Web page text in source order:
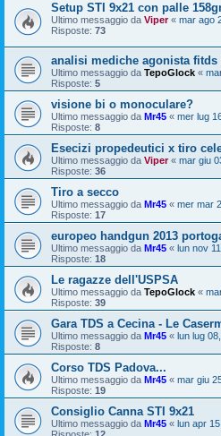
Setup STI 9x21 con palle
Ultimo messaggio da Viper« mar ago
Risposte: 73
analisi mediche agonista fitds
Ultimo messaggio da TepoGlock «
Risposte: 5
visione bi o monoculare?
Ultimo messaggio da Mr45 « mer lug
Risposte: 8
Esecizi propedeutici x tiro
Ultimo messaggio da Viper« mar giu
Risposte: 36
Tiro a secco
Ultimo messaggio da Mr45 « mer mar
Risposte: 17
europeo handgun 2013
Ultimo messaggio da Mr45 « lun nov
Risposte: 18
Le ragazze dell'USPSA
Ultimo messaggio da TepoGlock «
Risposte: 39
Gara TDS a Cecina - Le
Ultimo messaggio da Mr45 « lun lug
Risposte: 8
Corso TDS Padova...
Ultimo messaggio da Mr45 « mar giu
Risposte: 19
Consiglio Canna STI 9x21
Ultimo messaggio da Mr45 « lun apr